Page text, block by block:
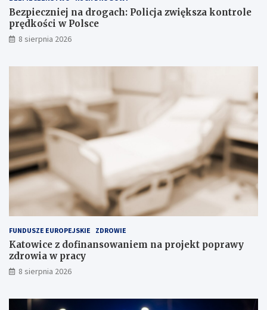
n
y
c
h
t
a
n
c
j
i
n
a
s
k
d
o
w
i
u
o
l
e
p
o
ś
c
i
w
P
o
l
s
c
Bezpieczniej na drogach: Policja zwiększa kontrole
prędkości w Polsce
8 sierpnia 2026
FUNDUSZE EUROPEJSKIE ZDROWIE
Katowice z dofinansowaniem na projekt poprawy
zdrowia w pracy
8 sierpnia 2026